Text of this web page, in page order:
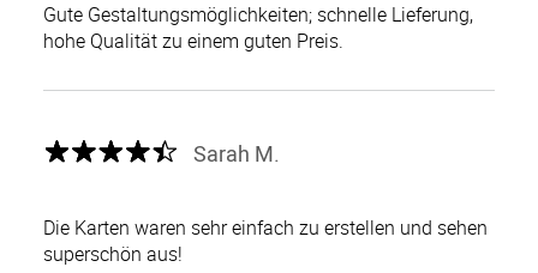
Gute Gestaltungsmöglichkeiten; schnelle Lieferung,
hohe Qualität zu einem guten Preis.
Sarah M.
Die Karten waren sehr einfach zu erstellen und sehen
superschön aus!